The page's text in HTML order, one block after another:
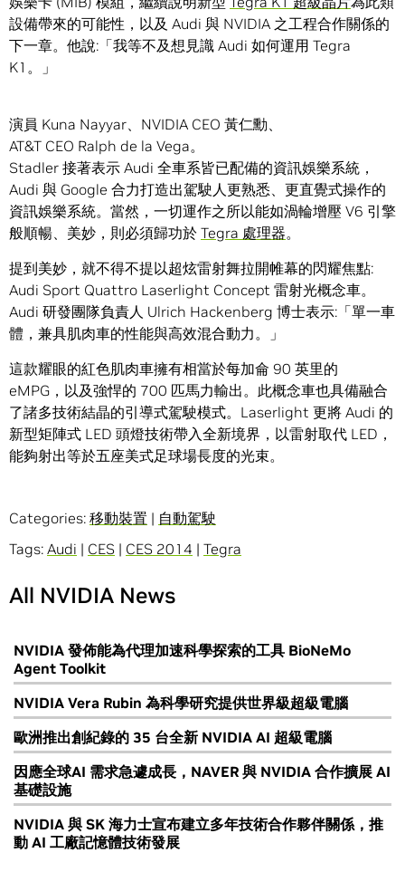
設備帶來的可能性，以及 Audi 與 NVIDIA 之工程合作關係的
下一章。他說:「我等不及想見識 Audi 如何運用 Tegra
K1。」
演員 Kuna Nayyar、NVIDIA CEO 黃仁勳、
AT&T CEO Ralph de la Vega。
Stadler 接著表示 Audi 全車系皆已配備的資訊娛樂系統，
Audi 與 Google 合力打造出駕駛人更熟悉、更直覺式操作的
資訊娛樂系統。當然，一切運作之所以能如渦輪增壓 V6 引擎
般順暢、美妙，則必須歸功於 Tegra 處理器。
提到美妙，就不得不提以超炫雷射舞拉開帷幕的閃耀焦點:
Audi Sport Quattro Laserlight Concept 雷射光概念車。
Audi 研發團隊負責人 Ulrich Hackenberg 博士表示:「單一車
體，兼具肌肉車的性能與高效混合動力。」
這款耀眼的紅色肌肉車擁有相當於每加侖 90 英里的
eMPG，以及強悍的 700 匹馬力輸出。此概念車也具備融合
了諸多技術結晶的引導式駕駛模式。Laserlight 更將 Audi 的
新型矩陣式 LED 頭燈技術帶入全新境界，以雷射取代 LED，
能夠射出等於五座美式足球場長度的光束。
Categories: 移動裝置 | 自動駕駛
Tags: Audi | CES | CES 2014 | Tegra
All NVIDIA News
NVIDIA 發佈能為代理加速科學探索的工具 BioNeMo
Agent Toolkit
NVIDIA Vera Rubin 為科學研究提供世界級超級電腦
歐洲推出創紀錄的 35 台全新 NVIDIA AI 超級電腦
因應全球AI 需求急遽成長，NAVER 與 NVIDIA 合作擴展 AI
基礎設施
NVIDIA 與 SK 海力士宣布建立多年技術合作夥伴關係，推
動 AI 工廠記憶體技術發展